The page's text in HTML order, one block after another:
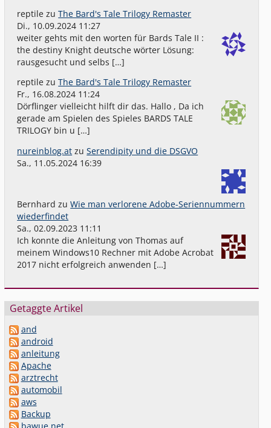
reptile zuThe Bard's Tale Trilogy Remaster
Di., 10.09.2024 11:27
weiter gehts mit den worten für Bards Tale II :
the destiny Knight deutsche wörter Lösung:
rausgesucht und selbs […]
reptile zuThe Bard's Tale Trilogy Remaster
Fr., 16.08.2024 11:24
Dörflinger vielleicht hilft dir das. Hallo , Da ich
gerade am Spielen des Spieles BARDS TALE
TRILOGY bin u […]
nureinblog.at zuSerendipity und die DSGVO
Sa., 11.05.2024 16:39
Bernhard zuWie man verlorene Adobe-Seriennummern
wiederfindet
Sa., 02.09.2023 11:11
Ich konnte die Anleitung von Thomas auf
meinem Windows10 Rechner mit Adobe Acrobat
2017 nicht erfolgreich anwenden […]
Getaggte Artikel
and
android
anleitung
Apache
arztrecht
automobil
aws
Backup